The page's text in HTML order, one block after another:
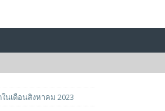
นเดือนสิงหาคม 2023